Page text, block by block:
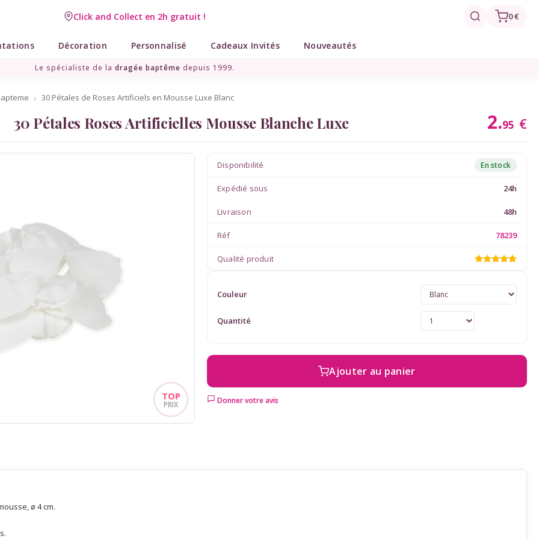
Click and Collect en 2h gratuit !
Livraison point relais gratuit dès 89 € ! 0 €
Décoration Personnalisé Cadeaux Invités Nouveautés
Le spécialiste de la dragée baptême depuis 1999.
30 Pétales de Roses Artificiels en Mousse Luxe Blanc
30 Pétales Roses Artificielles Mousse Blanche Luxe 2.95 €
Disponibilité En stock
Expédié sous 24h
Livraison 48h
Réf 78239
Qualité produit
Couleur
Quantité
Ajouter au panier
Donner votre avis
ø 4 cm.